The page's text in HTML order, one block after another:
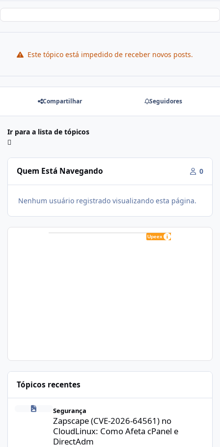
Este tópico está impedido de receber novos posts.
Compartilhar Seguidores
Ir para a lista de tópicos
Quem Está Navegando 0
Nenhum usuário registrado visualizando esta página.
Tópicos recentes
Zapscape (CVE-2026-64561) no CloudLinux: Como Afeta cPanel
Segurança
Zapscape (CVE-2026-64561) no
CloudLinux: Como Afeta cPanel e
DirectAdm